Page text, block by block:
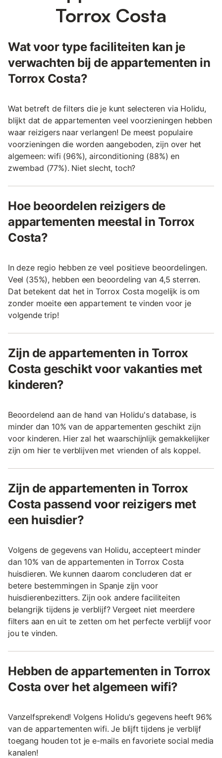
Torrox Costa
Wat voor type faciliteiten kan je
verwachten bij de appartementen in
Torrox Costa?
Wat betreft de filters die je kunt selecteren via Holidu,
blijkt dat de appartementen veel voorzieningen hebben
waar reizigers naar verlangen! De meest populaire
voorzieningen die worden aangeboden, zijn over het
algemeen: wifi (96%), airconditioning (88%) en
zwembad (77%). Niet slecht, toch?
Hoe beoordelen reizigers de
appartementen meestal in Torrox
Costa?
In deze regio hebben ze veel positieve beoordelingen.
Veel (35%), hebben een beoordeling van 4,5 sterren.
Dat betekent dat het in Torrox Costa mogelijk is om
zonder moeite een appartement te vinden voor je
volgende trip!
Zijn de appartementen in Torrox
Costa geschikt voor vakanties met
kinderen?
Beoordelend aan de hand van Holidu's database, is
minder dan 10% van de appartementen geschikt zijn
voor kinderen. Hier zal het waarschijnlijk gemakkelijker
zijn om hier te verblijven met vrienden of als koppel.
Zijn de appartementen in Torrox
Costa passend voor reizigers met
een huisdier?
Volgens de gegevens van Holidu, accepteert minder
dan 10% van de appartementen in Torrox Costa
huisdieren. We kunnen daarom concluderen dat er
betere bestemmingen in Spanje zijn voor
huisdierenbezitters. Zijn ook andere faciliteiten
belangrijk tijdens je verblijf? Vergeet niet meerdere
filters aan en uit te zetten om het perfecte verblijf voor
jou te vinden.
Hebben de appartementen in Torrox
Costa over het algemeen wifi?
Vanzelfsprekend! Volgens Holidu's gegevens heeft 96%
van de appartementen wifi. Je blijft tijdens je verblijf
toegang houden tot je e-mails en favoriete social media
kanalen!